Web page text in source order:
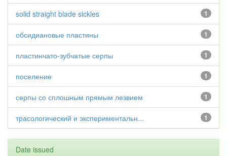
1
solid straight blade sickles
1
обсидиановые пластины
1
пластинчато-зубчатые серпы
1
поселение
1
серпы со сплошным прямым лезвием
1
трасологический и экспериментальн...
Date issued